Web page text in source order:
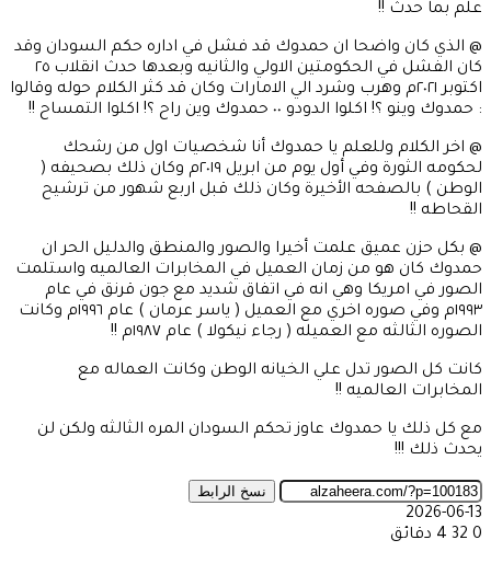
علم بما حدث !!
@ الذي كان واضحا ان حمدوك قد فشل في اداره حكم السودان وقد
كان الفشل في الحكومتين الاولي والثانيه وبعدها حدث انقلاب ٢٥
اكتوبر ٢٠٢١م وهرب وشرد الي الامارات وكان قد كثر الكلام حوله وقالوا
: حمدوك وينو ؟! اكلوا الدودو ٠٠ حمدوك وين راح ؟! اكلوا التمساح !!
@ اخر الكلام وللعلم يا حمدوك أنا شخصيات اول من رشحك
لحكومه الثورة وفي أول يوم من ابريل ٢٠١٩م وكان ذلك بصحيفه (
الوطن ) بالصفحه الأخيرة وكان ذلك قبل اربع شهور من ترشيح
القحاطه !!
@ بكل حزن عميق علمت أخيرا والصور والمنطق والدليل الحر ان
حمدوك كان هو من زمان العميل في المخابرات العالميه واستلمت
الصور في امريكا وهي انه في اتفاق شديد مع جون قرنق في عام
١٩٩٣م وفي صوره اخري مع العميل ( ياسر عرمان ) عام ١٩٩٦م وكانت
الصوره الثالثه مع العميله ( رجاء نيكولا ) عام ١٩٨٧م !!
كانت كل الصور تدل علي الخيانه الوطن وكانت العماله مع
المخابرات العالميه !!
مع كل ذلك يا حمدوك عاوز تحكم السودان المره الثالثه ولكن لن
يحدث ذلك !!!
نسخ الرابط
2026-06-13
0
4 دقائق